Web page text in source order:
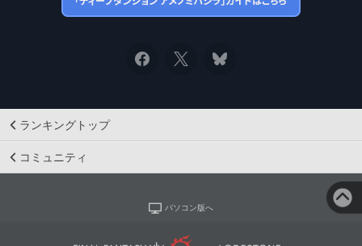
ランキングトップ
コミュニティ
パソコン版へ